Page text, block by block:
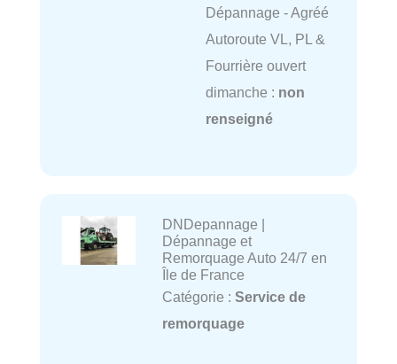
Dépannage - Agréé
Autoroute VL, PL &
Fourrière ouvert
dimanche : non
renseigné
DNDepannage |
Dépannage et
Remorquage Auto 24/7 en
Île de France
Catégorie : Service de
remorquage